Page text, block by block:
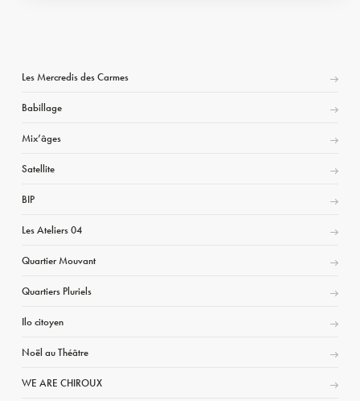
Les Mercredis des Carmes
Babillage
Mix’âges
Satellite
BIP
Les Ateliers 04
Quartier Mouvant
Quartiers Pluriels
Ilo citoyen
Noël au Théâtre
WE ARE CHIROUX